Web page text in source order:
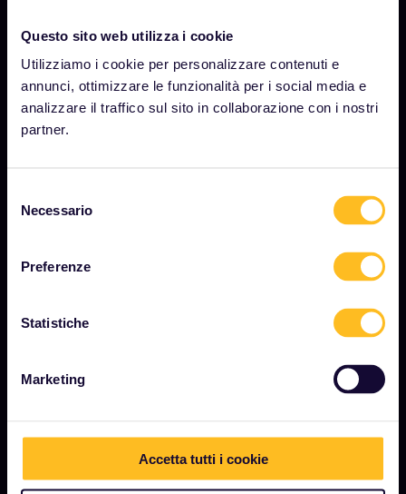
Questo sito web utilizza i cookie
Utilizziamo i cookie per personalizzare contenuti e
annunci, ottimizzare le funzionalità per i social media e
analizzare il traffico sul sito in collaborazione con i nostri
partner.
delNecessario
Preferenze
Statistiche
Marketing
Accetta tutti i cookie
AZIENDA
Chi siamo
Opportunità di lavoro
Sala stampa
Come utilizzare il Pass
Community